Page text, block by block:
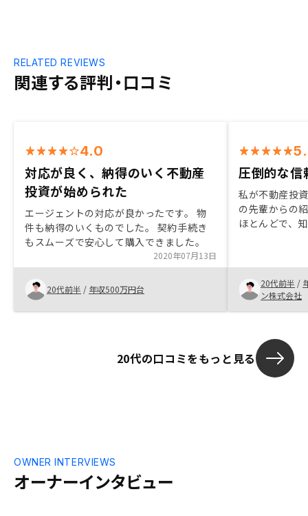
関連する評判・口コミ
RELATED REVIEWS
4.0
対応が良く、納得のいく不動産
投資が始められた
エージェントの対応が良かったです。 物
件も納得のいくものでした。 契約手続き
もスムーズで安心して購入できました。
2020年07月13日
20代前半 / 年収500万円台
圧倒的な信
私が不動産投
の先輩からの
ほとんどで、
ったので信頼
20代前半 /
ン株式会社
20代の口コミをもっと見る
オーナーインタビュー
OWNER INTERVIEWS